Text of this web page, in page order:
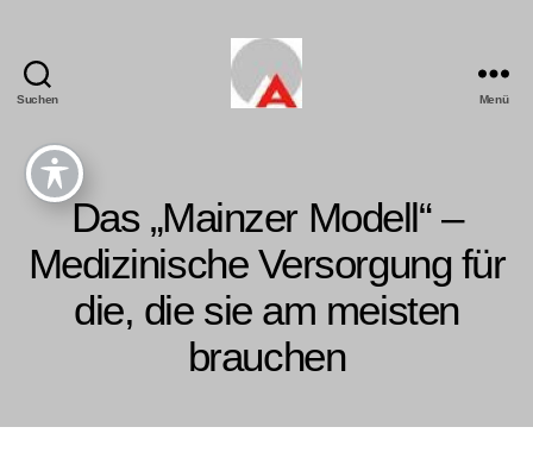
Suchen Menü
Das „Mainzer Modell“ –
Medizinische Versorgung für
die, die sie am meisten
brauchen